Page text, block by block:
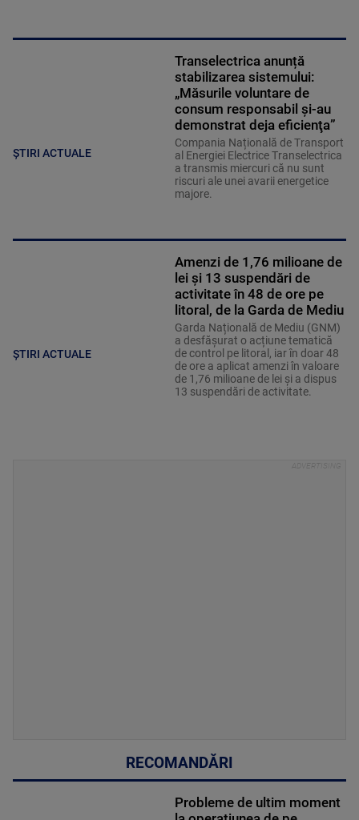
ȘTIRI ACTUALE
Transelectrica anunță
stabilizarea sistemului:
„Măsurile voluntare de
consum responsabil şi-au
demonstrat deja eficienţa”
Compania Națională de Transport
al Energiei Electrice Transelectrica
a transmis miercuri că nu sunt
riscuri ale unei avarii energetice
majore.
ȘTIRI ACTUALE
Amenzi de 1,76 milioane de
lei și 13 suspendări de
activitate în 48 de ore pe
litoral, de la Garda de Mediu
Garda Națională de Mediu (GNM)
a desfășurat o acțiune tematică
de control pe litoral, iar în doar 48
de ore a aplicat amenzi în valoare
de 1,76 milioane de lei și a dispus
13 suspendări de activitate.
RECOMANDĂRI
Probleme de ultim moment